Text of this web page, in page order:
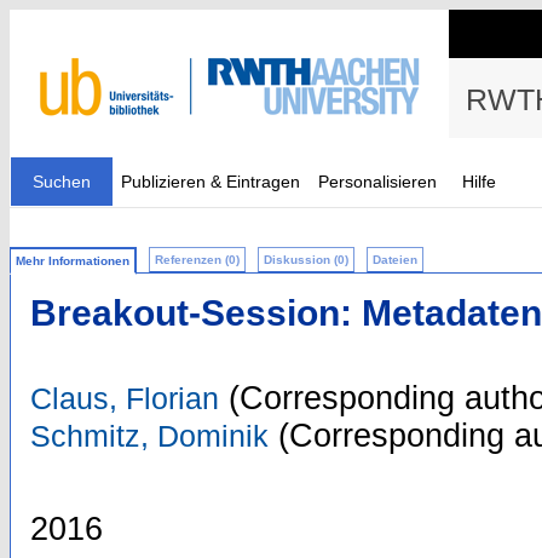
Suchen Publizieren & Eintragen Personalisieren Hilfe
Mehr Informationen Referenzen (0) Diskussion (0) Dateien
Breakout-Session:
Claus, Florian (Corresponding
Schmitz, Dominik (Corresponding
2016